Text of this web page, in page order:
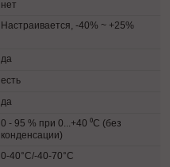
нет
Настраивается, -40% ~ +25%
да
есть
да
0 - 95 % при 0...+40 ⁰С (без
конденсации)
0-40°C/-40-70°C